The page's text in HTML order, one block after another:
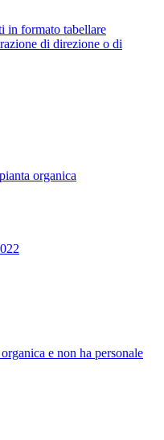
in formato tabellare
di direzione o di
organica
e non ha personale